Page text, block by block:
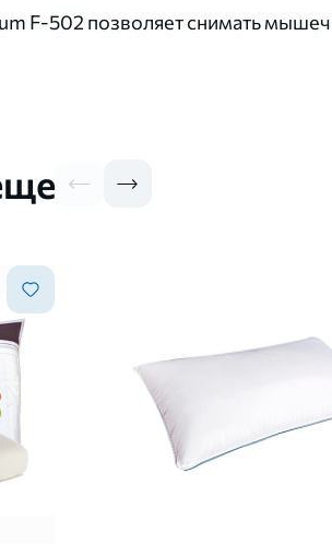
F-502 позволяет снимать